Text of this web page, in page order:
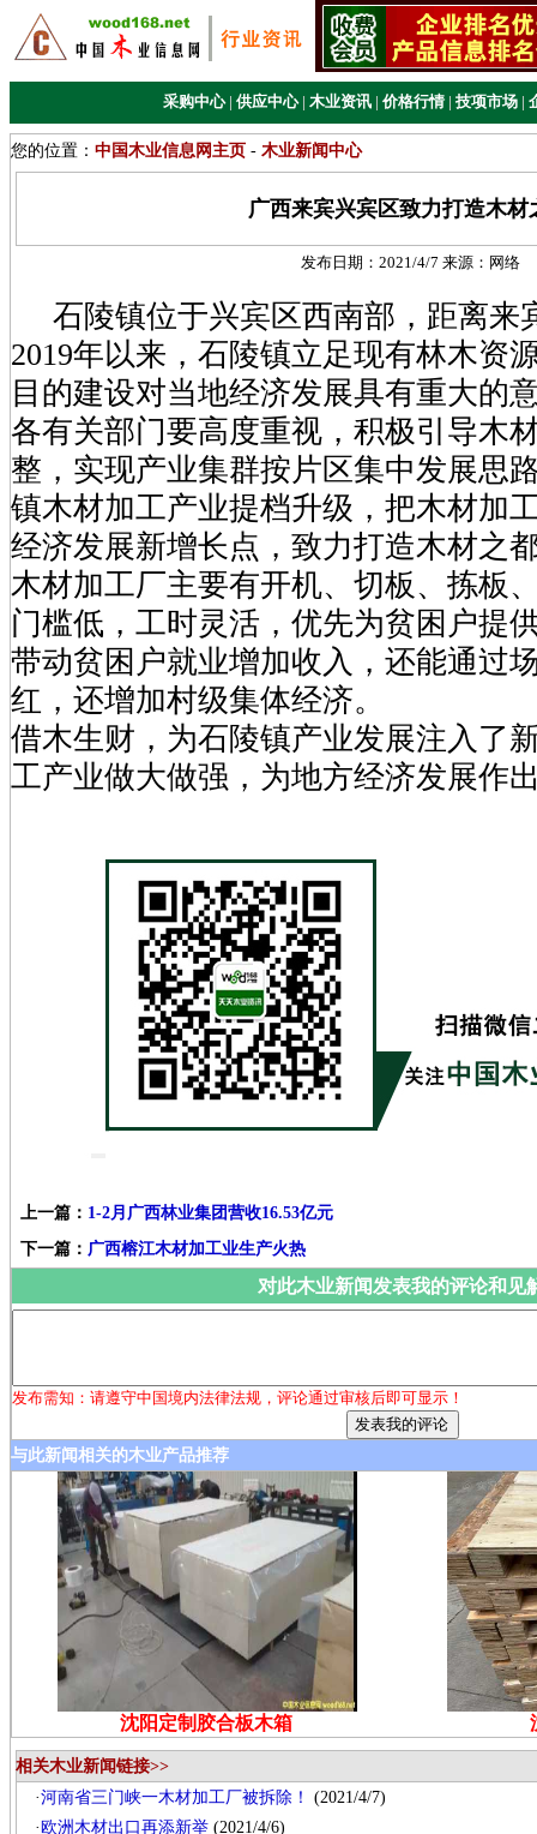
采购中心 | 供应中心 | 木业资讯 | 价格行情 | 技项市场 |
您的位置： 中国木业信息网主页 - 木业新闻中心
广西来宾兴宾区致力打造木材
发布日期： 2021/4/7 来源： 网络
石陵镇位于兴宾区西南部，距离来
2019年以来，石陵镇立足现有林木资
目的建设对当地经济发展具有重大的
各有关部门要高度重视，积极引导木
整，实现产业集群按片区集中发展思
镇木材加工产业提档升级，把木材加
经济发展新增长点，致力打造木材之
木材加工厂主要有开机、切板、拣板
门槛低，工时灵活，优先为贫困户提
带动贫困户就业增加收入，还能通过
红，还增加村级集体经济。
借木生财，为石陵镇产业发展注入了
工产业做大做强，为地方经济发展作
上一篇： 1-2月广西林业集团营收16.53亿元
下一篇： 广西榕江木材加工业生产火热
对此木业新闻发表我的评论和见
发布需知：请遵守中国境内法律法规，评论通过审核后即可显示！
与此新闻相关的木业产品推荐
沈阳定制胶合板木箱
相关木业新闻链接>>
·河南省三门峡一木材加工厂被拆除！
(2021/4/7)
· 欧洲木材出口再添新举 (2021/4/6)